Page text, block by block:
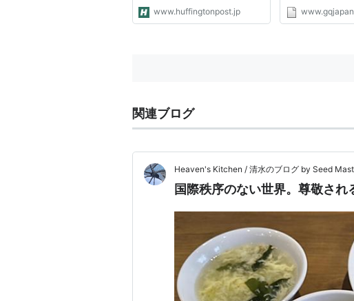
www.huffingtonpost.jp
関連ブログ
Heaven's Kitchen / 清水のブログ by Seed
国際秩序のない世界。尊敬され